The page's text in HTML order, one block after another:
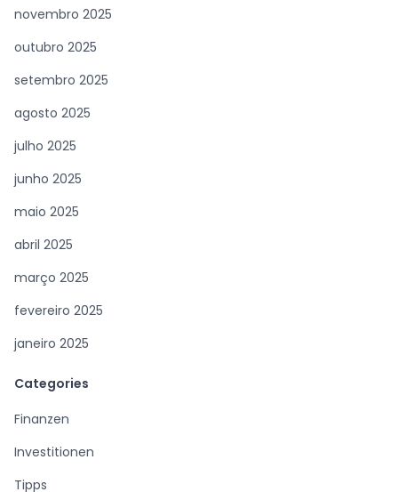
novembro 2025
outubro 2025
setembro 2025
agosto 2025
julho 2025
junho 2025
maio 2025
abril 2025
março 2025
fevereiro 2025
janeiro 2025
Categories
Finanzen
Investitionen
Tipps